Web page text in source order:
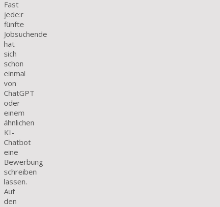
Fast
jede:r
fünfte
Jobsuchende
hat
sich
schon
einmal
von
ChatGPT
oder
einem
ähnlichen
KI-
Chatbot
eine
Bewerbung
schreiben
lassen.
Auf
den